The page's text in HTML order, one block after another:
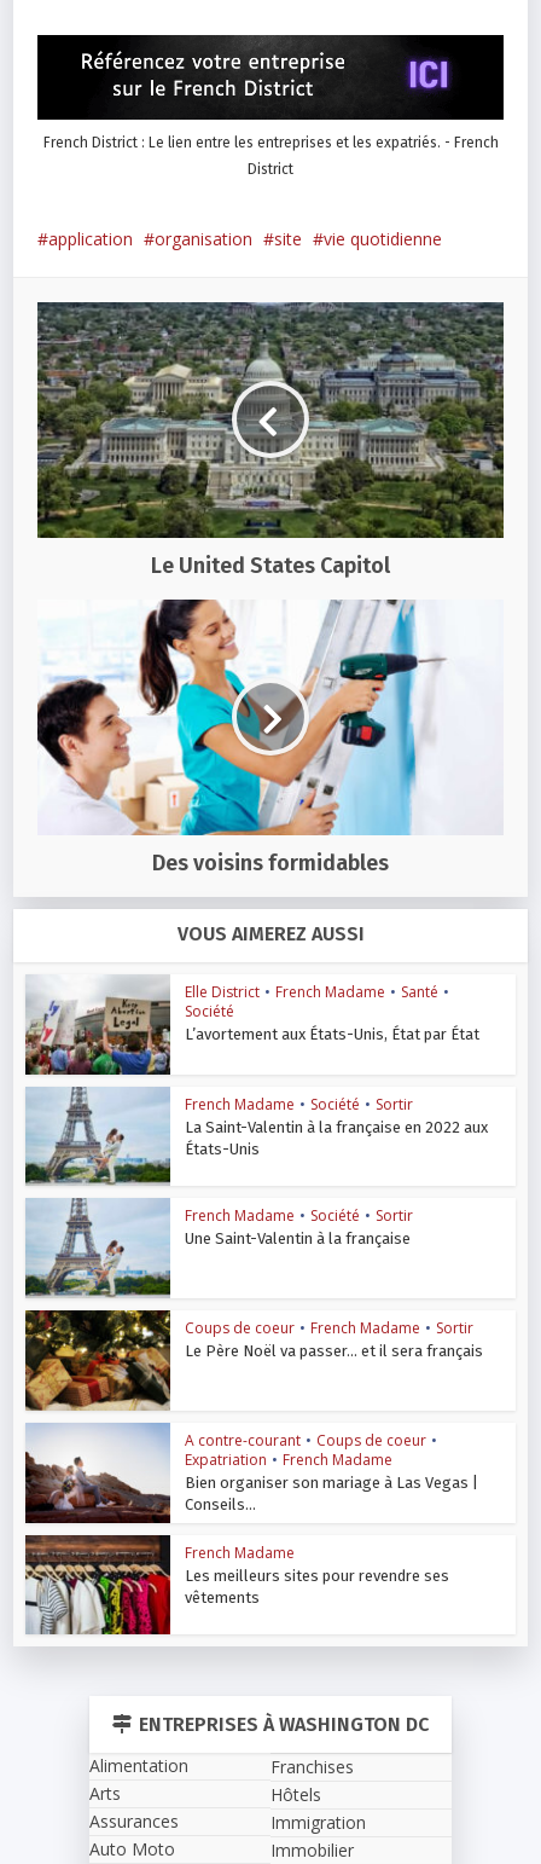
French District : Le lien entre les entreprises et les expatriés. - French
District
application organisation site vie quotidienne
Le United States Capitol
Des voisins formidables
VOUS AIMEREZ AUSSI
Elle District • French Madame • Santé •
Société
L’avortement aux États-Unis, État par État
French Madame • Société • Sortir
La Saint-Valentin à la française en 2022 aux
États-Unis
French Madame • Société • Sortir
Une Saint-Valentin à la française
Coups de coeur • French Madame • Sortir
Le Père Noël va passer… et il sera français
A contre-courant • Coups de coeur •
Expatriation • French Madame
Bien organiser son mariage à Las Vegas |
Conseils...
French Madame
Les meilleurs sites pour revendre ses
vêtements
ENTREPRISES À WASHINGTON DC
Alimentation
Arts
Assurances
Auto Moto
Franchises
Hôtels
Immigration
Immobilier